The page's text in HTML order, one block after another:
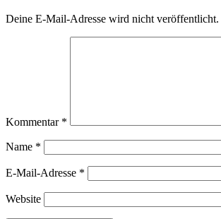
Deine E-Mail-Adresse wird nicht veröffentlicht.
Kommentar *
Name *
E-Mail-Adresse *
Website